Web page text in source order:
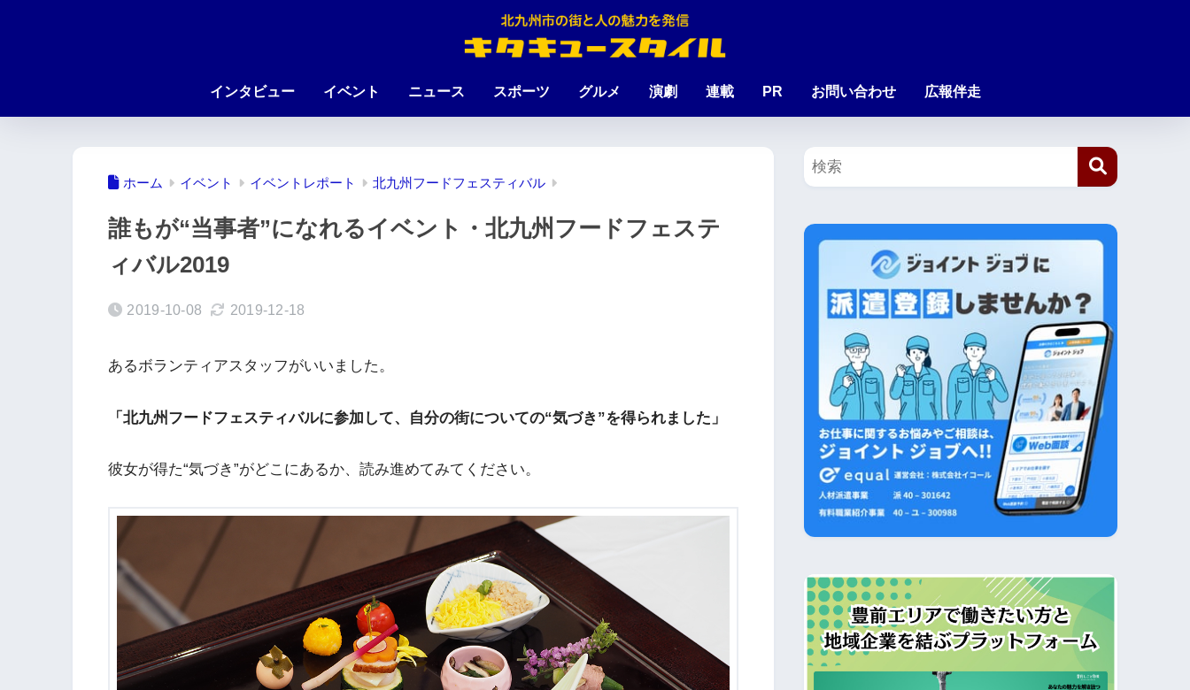
インタビュー イベント ニュース スポーツ グルメ 演劇 連載 PR お問い合わせ 広報伴走
ホーム イベント イベントレポート 北九州フードフェスティバル
誰もが“当事者”になれるイベント・北九州フードフェステ
ィバル2019
2019-10-08 2019-12-18
あるボランティアスタッフがいいました。
「北九州フードフェスティバルに参加して、自分の街についての“気づき”を得られました」
彼女が得た“気づき”がどこにあるか、読み進めてみてください。